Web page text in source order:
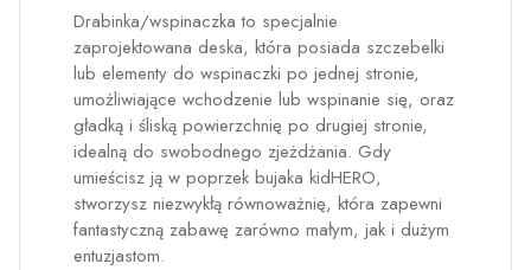
Drabinka/wspinaczka to specjalnie
zaprojektowana deska, która posiada szczebelki
lub elementy do wspinaczki po jednej stronie,
umożliwiające wchodzenie lub wspinanie się, oraz
gładką i śliską powierzchnię po drugiej stronie,
idealną do swobodnego zjeżdżania. Gdy
umieścisz ją w poprzek bujaka kidHERO,
stworzysz niezwykłą równoważnię, która zapewni
fantastyczną zabawę zarówno małym, jak i dużym
entuzjastom.